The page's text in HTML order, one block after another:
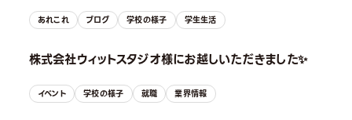
あれこれ ブログ 学校の様子 学生生活
株式会社ウィットスタジオ様にお越しいただきました✨
イベント 学校の様子 就職 業界情報